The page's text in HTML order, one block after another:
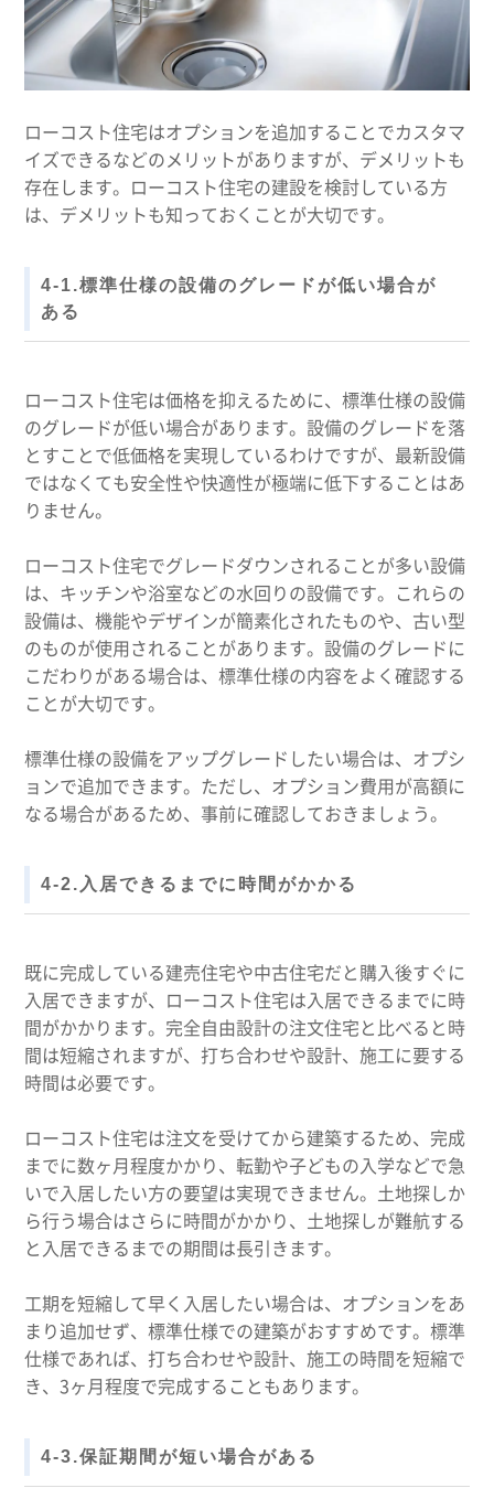
ローコスト住宅はオプションを追加することでカスタマ
イズできるなどのメリットがありますが、デメリットも
存在します。ローコスト住宅の建設を検討している方
は、デメリットも知っておくことが大切です。
4-1.標準仕様の設備のグレードが低い場合が
ある
ローコスト住宅は価格を抑えるために、標準仕様の設備
のグレードが低い場合があります。設備のグレードを落
とすことで低価格を実現しているわけですが、最新設備
ではなくても安全性や快適性が極端に低下することはあ
りません。
ローコスト住宅でグレードダウンされることが多い設備
は、キッチンや浴室などの水回りの設備です。これらの
設備は、機能やデザインが簡素化されたものや、古い型
のものが使用されることがあります。設備のグレードに
こだわりがある場合は、標準仕様の内容をよく確認する
ことが大切です。
標準仕様の設備をアップグレードしたい場合は、オプシ
ョンで追加できます。ただし、オプション費用が高額に
なる場合があるため、事前に確認しておきましょう。
4-2.入居できるまでに時間がかかる
既に完成している建売住宅や中古住宅だと購入後すぐに
入居できますが、ローコスト住宅は入居できるまでに時
間がかかります。完全自由設計の注文住宅と比べると時
間は短縮されますが、打ち合わせや設計、施工に要する
時間は必要です。
ローコスト住宅は注文を受けてから建築するため、完成
までに数ヶ月程度かかり、転勤や子どもの入学などで急
いで入居したい方の要望は実現できません。土地探しか
ら行う場合はさらに時間がかかり、土地探しが難航する
と入居できるまでの期間は長引きます。
工期を短縮して早く入居したい場合は、オプションをあ
まり追加せず、標準仕様での建築がおすすめです。標準
仕様であれば、打ち合わせや設計、施工の時間を短縮で
き、3ヶ月程度で完成することもあります。
4-3.保証期間が短い場合がある